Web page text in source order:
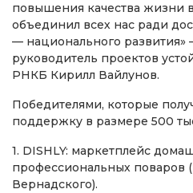
повышения качества жизни
объединил всех нас ради
— национального
руководитель проектов
РНКБ Кирилл Вайлунов.
Победителями, которые
поддержку в размере 500
1. DISHLY: маркетплейс
профессиональных поваров
Вернадского).